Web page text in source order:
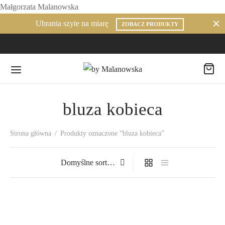
Małgorzata Malanowska
Ubrania szyte na miarę
ZOBACZ PRODUKTY
bluza kobieca
Strona główna / Produkty oznaczone “bluza kobieca”